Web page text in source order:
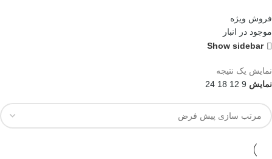
فروش ویژه
موجود در انبار
Show sidebar
نمایش یک نتیجه
نمایش 9
12
18
24